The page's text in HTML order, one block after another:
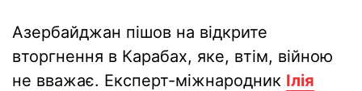
Азербайджан пішов на відкрите
вторгнення в Карабах, яке, втім, війною
не вважає. Експерт-міжнародник Ілія